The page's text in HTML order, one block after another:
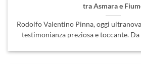
tra Asmara e
Rodolfo Valentino Pinna, oggi
testimonianza preziosa e toccante. Da